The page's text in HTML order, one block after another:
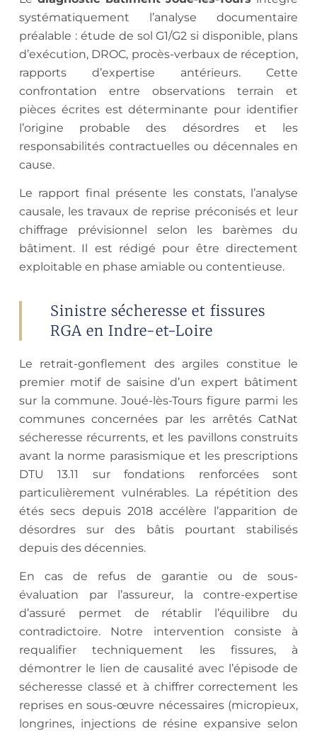
systématiquement l’analyse documentaire
préalable : étude de sol G1/G2 si disponible, plans
d’exécution, DROC, procès-verbaux de réception,
rapports d’expertise antérieurs. Cette
confrontation entre observations terrain et
pièces écrites est déterminante pour identifier
l’origine probable des désordres et les
responsabilités contractuelles ou décennales en
cause.
Le rapport final présente les constats, l’analyse
causale, les travaux de reprise préconisés et leur
chiffrage prévisionnel selon les barèmes du
bâtiment. Il est rédigé pour être directement
exploitable en phase amiable ou contentieuse.
Sinistre sécheresse et fissures
RGA en Indre-et-Loire
Le retrait-gonflement des argiles constitue le
premier motif de saisine d’un expert bâtiment
sur la commune. Joué-lès-Tours figure parmi les
communes concernées par les arrêtés CatNat
sécheresse récurrents, et les pavillons construits
avant la norme parasismique et les prescriptions
DTU 13.11 sur fondations renforcées sont
particulièrement vulnérables. La répétition des
étés secs depuis 2018 accélère l’apparition de
désordres sur des bâtis pourtant stabilisés
depuis des décennies.
En cas de refus de garantie ou de sous-
évaluation par l’assureur, la contre-expertise
d’assuré permet de rétablir l’équilibre du
contradictoire. Notre intervention consiste à
requalifier techniquement les fissures, à
démontrer le lien de causalité avec l’épisode de
sécheresse classé et à chiffrer correctement les
reprises en sous-œuvre nécessaires (micropieux,
longrines, injections de résine expansive selon